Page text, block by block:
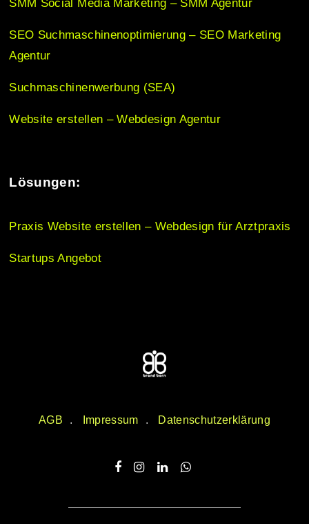
t
i
o
SMM Social Media Marketing – SMM Agentur
SEO Suchmaschinenoptimierung – SEO Marketing
Agentur
Suchmaschinenwerbung (SEA)
Website erstellen – Webdesign Agentur
Lösungen:
Praxis Website erstellen – Webdesign für Arztpraxis
Startups Angebot
AGB Impressum Datenschutzerklärung